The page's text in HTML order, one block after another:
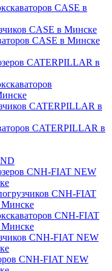
CASE в
CASE в Минске
CASE в Минске
CATERPILLAR в
CATERPILLAR в
CATERPILLAR в
CNH-FIAT NEW
CNH-FIAT
CNH-FIAT
CNH-FIAT NEW
CNH-FIAT NEW